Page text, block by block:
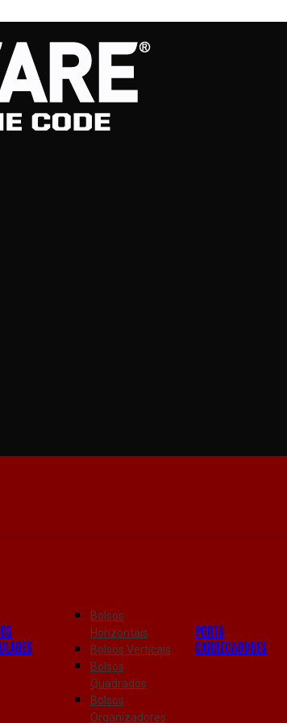
Bolsos
Horizontais
Bolsos Verticais
Bolsos
Quadrados
Bolsos
Organizadores
PORTA
CARREGADORES